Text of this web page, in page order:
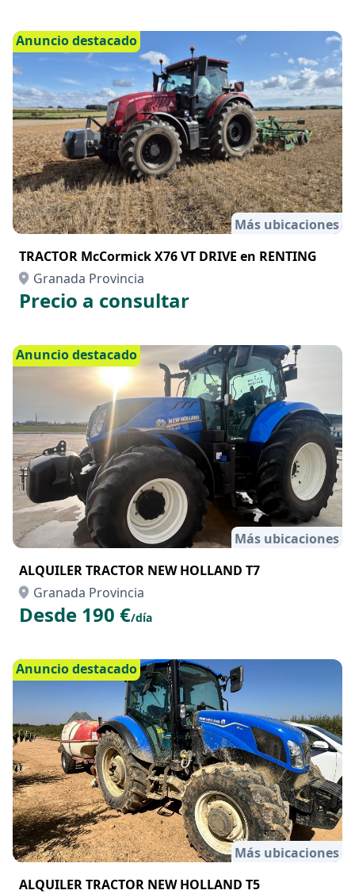
Anuncio destacado
Más ubicaciones
TRACTOR McCormick X76 VT DRIVE en RENTING
Granada Provincia
Precio a consultar
Anuncio destacado
Más ubicaciones
ALQUILER TRACTOR NEW HOLLAND T7
Granada Provincia
Desde 190 €/día
Anuncio destacado
Más ubicaciones
ALQUILER TRACTOR NEW HOLLAND T5